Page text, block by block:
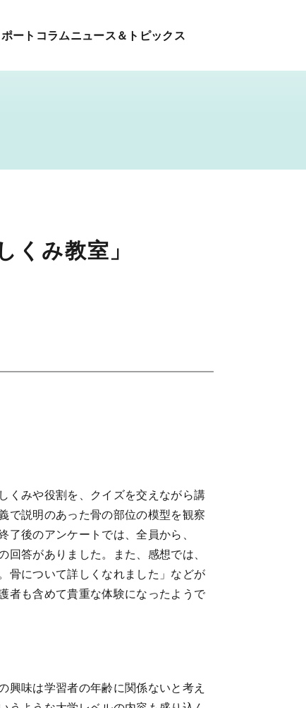
ート コラムニュース＆トピックス
くみ教室」
くみや役割を、クイズを交えながら講
で説明のあった骨の部位の模型を観察
後のアンケートでは、全員から、
答がありました。また、感想では、
骨について詳しくなれました」などが
者も含めて貴重な体験になったようで
興味は学習者の年齢に関係ないと考え